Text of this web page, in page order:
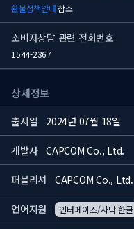
환불정책안내참조
소비자상담 관련 전화번호
1544-2367
상세정보
출시일 2024년 07월 18일
개발사 CAPCOM Co., Ltd.
퍼블리셔 CAPCOM Co., Ltd.
언어지원 인터페이스/자막 한글